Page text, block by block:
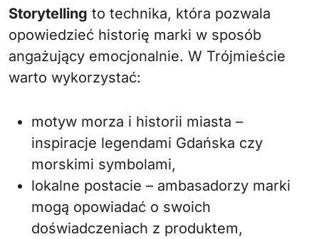
Storytelling to technika, która pozwala
opowiedzieć historię marki w sposób
angażujący emocjonalnie. W Trójmieście
warto wykorzystać:
motyw morza i historii miasta –
inspiracje legendami Gdańska czy
morskimi symbolami,
lokalne postacie – ambasadorzy marki
mogą opowiadać o swoich
doświadczeniach z produktem,